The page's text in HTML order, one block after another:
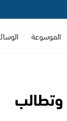
الموسوعة